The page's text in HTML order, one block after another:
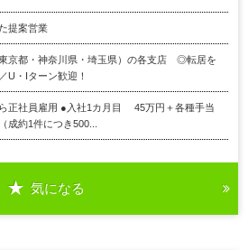
提案営業
京都・神奈川県・埼玉県）の各支店 ◎転居を
U・Iターン歓迎！
正社員雇用 ●入社1カ月目 45万円＋各種手当
成約1件につき500...
気になる